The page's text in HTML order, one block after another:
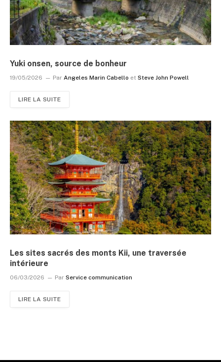
Yuki onsen, source de bonheur
19/05/2026 Par Angeles Marin Cabello et Steve John Powell
LIRE LA SUITE
Les sites sacrés des monts Kii, une traversée
intérieure
06/03/2026 Par Service communication
LIRE LA SUITE